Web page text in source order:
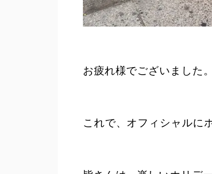
お疲れ様でございました。
これで、オフィシャルに